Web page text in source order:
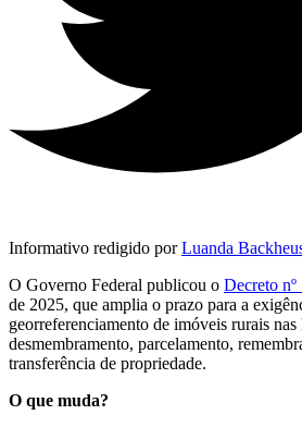
Informativo redigido porLuanda
O Governo Federal publicou o Decreto nº
de 2025, que amplia o prazo para a
georreferenciamento de imóveis rurais nas
desmembramento, parcelamento,
transferência de propriedade.
O que muda?